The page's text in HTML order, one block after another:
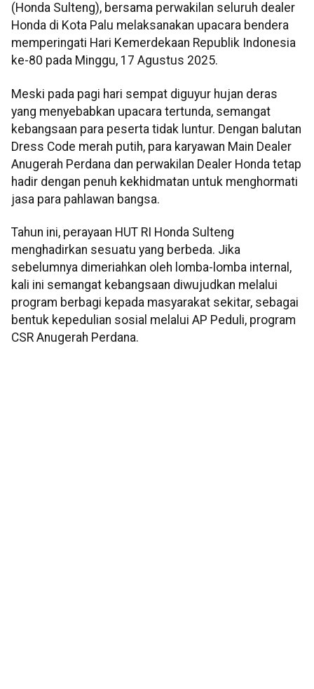
(Honda Sulteng), bersama perwakilan seluruh dealer
Honda di Kota Palu melaksanakan upacara bendera
memperingati Hari Kemerdekaan Republik Indonesia
ke-80 pada Minggu, 17 Agustus 2025.
Meski pada pagi hari sempat diguyur hujan deras
yang menyebabkan upacara tertunda, semangat
kebangsaan para peserta tidak luntur. Dengan balutan
Dress Code merah putih, para karyawan Main Dealer
Anugerah Perdana dan perwakilan Dealer Honda tetap
hadir dengan penuh kekhidmatan untuk menghormati
jasa para pahlawan bangsa.
Tahun ini, perayaan HUT RI Honda Sulteng
menghadirkan sesuatu yang berbeda. Jika
sebelumnya dimeriahkan oleh lomba-lomba internal,
kali ini semangat kebangsaan diwujudkan melalui
program berbagi kepada masyarakat sekitar, sebagai
bentuk kepedulian sosial melalui AP Peduli, program
CSR Anugerah Perdana.